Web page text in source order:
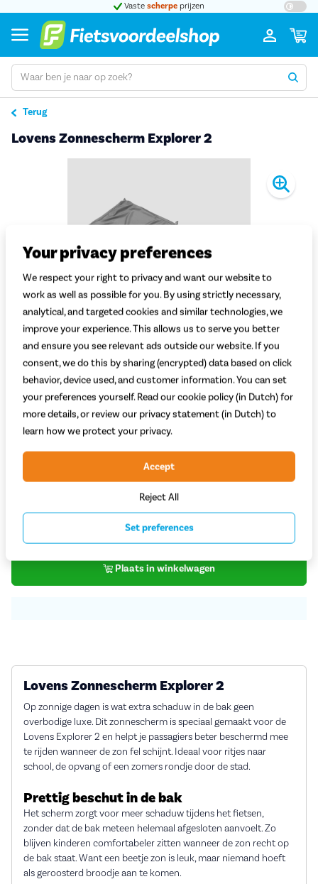
Vaste scherpe prijzen
Terug
Lovens Zonnescherm Explorer 2
Welke kleur kies je?
Plaats in winkelwagen
Lovens Zonnescherm Explorer 2
Op zonnige dagen is wat extra schaduw in de bak geen
overbodige luxe. Dit zonnescherm is speciaal gemaakt voor de
Lovens Explorer 2 en helpt je passagiers beter beschermd mee
te rijden wanneer de zon fel schijnt. Ideaal voor ritjes naar
school, de opvang of een zomers rondje door de stad.
Prettig beschut in de bak
Het scherm zorgt voor meer schaduw tijdens het fietsen,
zonder dat de bak meteen helemaal afgesloten aanvoelt. Zo
blijven kinderen comfortabeler zitten wanneer de zon recht op
de bak staat. Want een beetje zon is leuk, maar niemand hoeft
als geroosterd broodje aan te komen.
Your privacy preferences
We respect your right to privacy and want our website to
work as well as possible for you. By using strictly necessary,
analytical, and targeted cookies and similar technologies, we
improve your experience. This allows us to serve you better
and ensure you see relevant ads outside our website. If you
consent, we do this by sharing (encrypted) data based on click
behavior, device used, and customer information. You can set
your preferences yourself. Read our cookie policy (in Dutch) for
more details, or review our privacy statement (in Dutch) to
learn how we protect your privacy.
Reject All
Accept
Set preferences